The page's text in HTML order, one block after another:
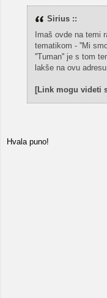
Sirius ::
Imaš ovde na temi
tematikom - ''Mi
''Tuman'' je s tom
lakše na ovu
[Link mogu videti
Hvala puno!